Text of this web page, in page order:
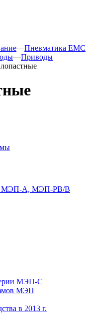
—Пневматика EMC
—Приводы
А, МЭП-РВ/В
МЭП-С
МЭП
в 2013 г.